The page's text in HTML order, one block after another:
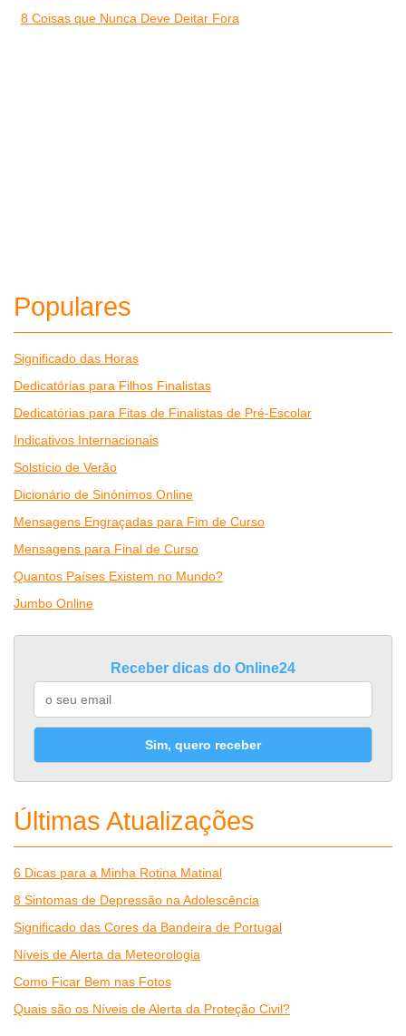
8 Coisas que Nunca Deve Deitar Fora
Populares
Significado das Horas
Dedicatórias para Filhos Finalistas
Dedicatórias para Fitas de Finalistas de Pré-Escolar
Indicativos Internacionais
Solstício de Verão
Dicionário de Sinónimos Online
Mensagens Engraçadas para Fim de Curso
Mensagens para Final de Curso
Quantos Países Existem no Mundo?
Jumbo Online
Receber dicas do Online24
Sim, quero receber
Últimas Atualizações
6 Dicas para a Minha Rotina Matinal
8 Sintomas de Depressão na Adolescência
Significado das Cores da Bandeira de Portugal
Níveis de Alerta da Meteorologia
Como Ficar Bem nas Fotos
Quais são os Níveis de Alerta da Proteção Civil?